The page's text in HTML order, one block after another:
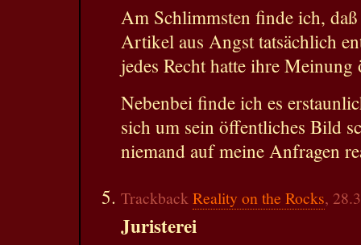
Am Schlimmsten finde ich,
Artikel aus Angst tatsächlich
jedes Recht hatte ihre
Nebenbei finde ich es
sich um sein öffentliches Bild
niemand auf meine Anfragen
TrackbackReality on the Rocks,
Juristerei